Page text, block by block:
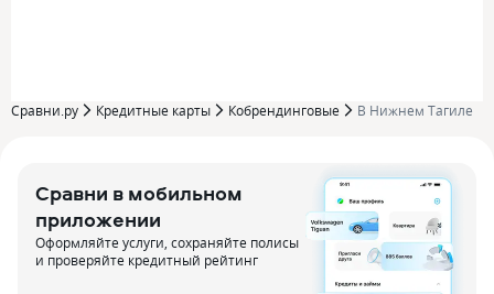
Сравни.ру Кредитные карты Кобрендинговые В Нижнем Тагиле
Сравни в мобильном
приложении
Оформляйте услуги, сохраняйте полисы
и проверяйте кредитный рейтинг